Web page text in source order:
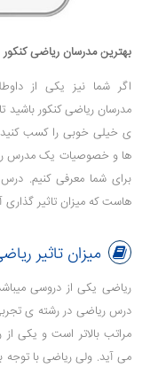
بهترین مدرسان ریاضی کنکور
اگر شما نیز یکی از
مدرسان ریاضی کنکور باشید
ی خیلی خوبی را کسب کنید.
ها و خصوصیات یک مدرس
برای شما معرفی کنیم.
هاست که میزان تاثیر
میزان تاثیر
ریاضی یکی از دروسی
درس ریاضی در رشته ی
مراتب بالاتر است و یکی
می آید. ولی ریاضی با